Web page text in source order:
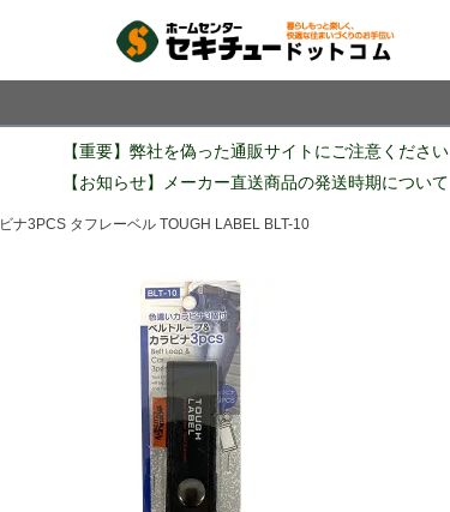
【重要】弊社を偽った通販サイトにご注意ください
【お知らせ】メーカー直送商品の発送時期について
ナ3PCS タフレーベル TOUGH LABEL BLT-10